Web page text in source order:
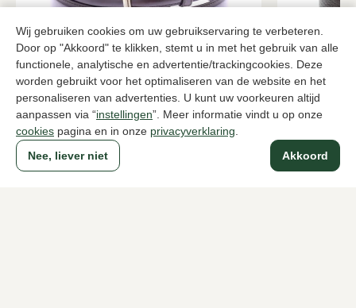
Wij gebruiken cookies om uw gebruikservaring te verbeteren.
Door op "Akkoord" te klikken, stemt u in met het gebruik van alle
functionele, analytische en advertentie/trackingcookies. Deze
worden gebruikt voor het optimaliseren van de website en het
personaliseren van advertenties. U kunt uw voorkeuren altijd
aanpassen via “instellingen”. Meer informatie vindt u op onze
cookies pagina en in onze privacyverklaring
Akkoord
Nee, liever niet
PULLES
Bruine riemen heren
159,95
Job
Bruine
129,95